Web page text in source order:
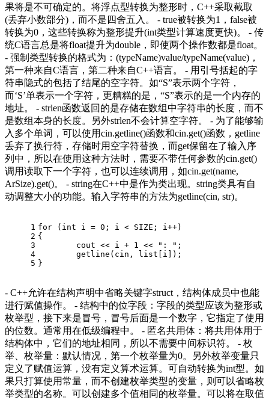
果将是不可确定的。将浮点型转换为整形时，C++采取截取
(丢弃小数部分)，而不是四舍五入。 - true被转换为1，false被
转换为0，这些转换称为整形提升(int类型计算速度更快)。 - 传
统C语言总是将float提升为double，即使两个操作数都是float。
- 强制类型转换的格式为：(typeName)value/typeName(value)，
第一种来自C语言，第二种来自C++语言。 - 用引号括起的字
符串隐式的包括了结尾的空字符。如“S”表示两个字符，
而‘S’单表示一个字符，更糟糕的是，“S”表示的是一个内存的
地址。 - strlen函数返回的是存储在数组中字符串的长度，而不
是数组本身的长度。另外strlen不会计算空字符。 - 为了能够输
入多个单词，可以使用cin.getline()函数和cin.get()函数，getline
丢弃了换行符，存储时用空字符替换，而get保留在了输入序
列中，所以在使用这种方法时，需要不带任何参数的cin.get()
调用读取下一个字符，也可以连续调用，如cin.get(name,
ArSize).get()。 - string在C++中是作为类出现。string类具有自
动调整大小的功能。输入字符串的方法为getline(cin, str)。
1
2
3
4
5
for ( int i = 0 ; i < SIZE; i++)
{
cout << i + 1 << ": " ;
	getline(
cin , list [i]);
}
- C++允许在结构声明中省略关键字struct，结构体成员中也能
进行赋值操作。 - 结构中的位字段：字段的类型应该为整形或
枚举型，接下来是冒号，冒号后面是一个数字，它指定了使用
的位数。通常用在低级编程中。 - 匿名共用体：将共用体用于
结构体中，它们的地址相同，所以不需要中间标识符。 - 枚
举、枚举量：默认情况，第一个枚举量为0。另外枚举变量只
定义了赋值运算，没有定义算术运算。可自动转换为int型。如
果只打算使用常量，而不创建枚举类型的变量，则可以省略枚
举类型的名称。可以创建多个值相同的枚举量。可以将在取值